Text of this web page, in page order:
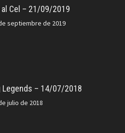
al Cel – 21/09/2019
septiembre de 2019
Legends – 14/07/2018
julio de 2018